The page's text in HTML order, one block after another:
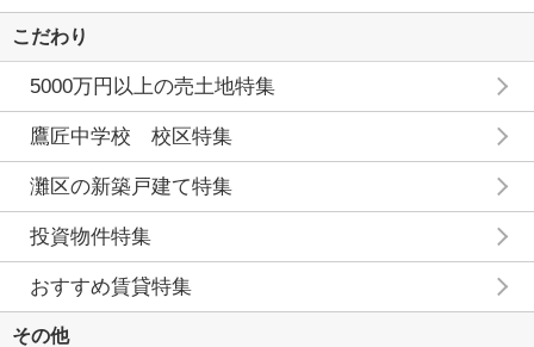
こだわり
5000万円以上の売土地特集
鷹匠中学校 校区特集
灘区の新築戸建て特集
投資物件特集
おすすめ賃貸特集
その他